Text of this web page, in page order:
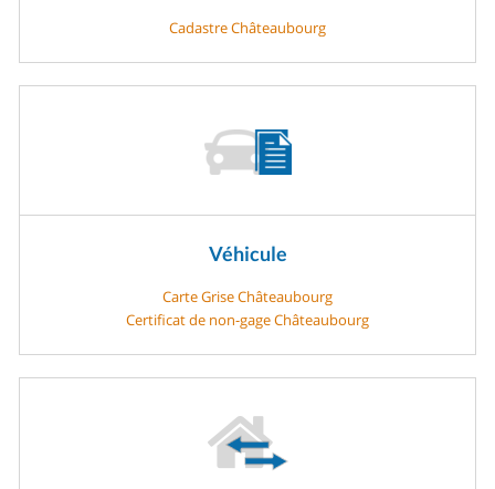
Cadastre Châteaubourg
Véhicule
Carte Grise Châteaubourg
Certificat de non-gage Châteaubourg